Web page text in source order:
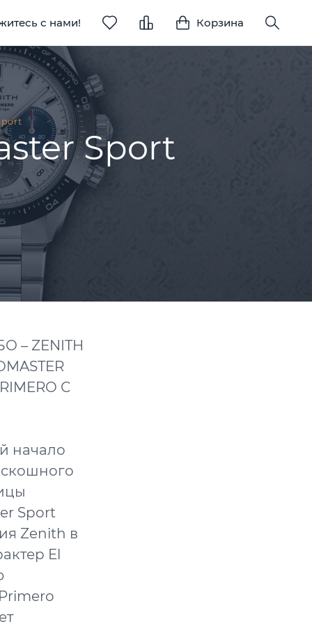
с нами! Корзина
Sport
– ZENITH
С
начало
Sport
Zenith в
El